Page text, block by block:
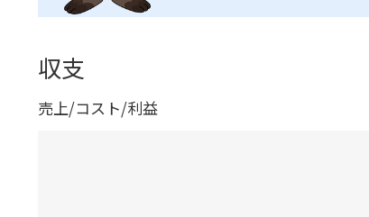
収支
売上/コスト/利益